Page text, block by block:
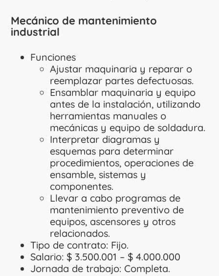
Mecánico de mantenimiento
industrial
Funciones
Ajustar maquinaria y reparar o
reemplazar partes defectuosas.
Ensamblar maquinaria y equipo
antes de la instalación, utilizando
herramientas manuales o
mecánicas y equipo de soldadura.
Interpretar diagramas y
esquemas para determinar
procedimientos, operaciones de
ensamble, sistemas y
componentes.
Llevar a cabo programas de
mantenimiento preventivo de
equipos, ascensores y otros
relacionados.
Tipo de contrato: Fijo.
Salario: $ 3.500.001 – $ 4.000.000
Jornada de trabajo: Completa.